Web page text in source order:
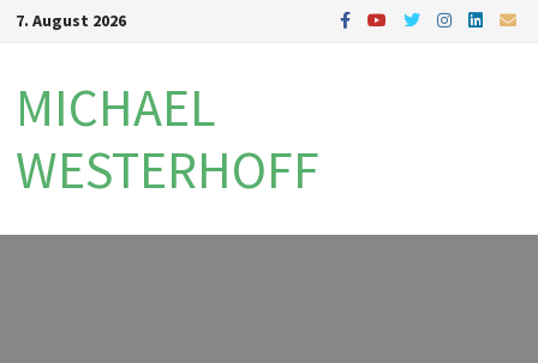
Zum7. August 2026
MICHAEL
WESTERHOFF